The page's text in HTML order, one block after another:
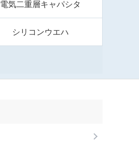
電気二重層キャパシタ
シリコンウエハ